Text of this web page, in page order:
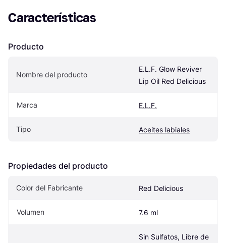
Características
Producto
Nombre del producto
E.L.F. Glow Reviver
Lip Oil Red Delicious
Marca E.L.F.
Tipo Aceites labiales
Propiedades del producto
Color del Fabricante Red Delicious
Volumen 7.6 ml
Sin Sulfatos, Libre de